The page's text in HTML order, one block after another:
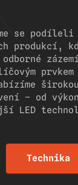
se podíleli
produkcí,
prvkem
– od
LED
Technika